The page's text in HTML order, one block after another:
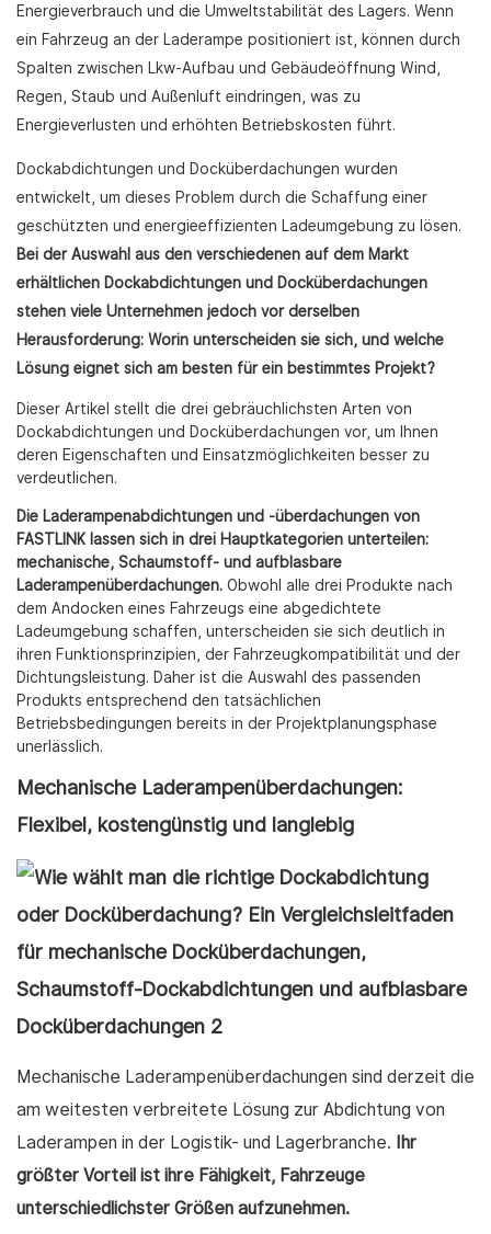
Energieverbrauch und die Umweltstabilität des Lagers. Wenn
ein Fahrzeug an der Laderampe positioniert ist, können durch
Spalten zwischen Lkw-Aufbau und Gebäudeöffnung Wind,
Regen, Staub und Außenluft eindringen, was zu
Energieverlusten und erhöhten Betriebskosten führt.
Dockabdichtungen und Docküberdachungen wurden
entwickelt, um dieses Problem durch die Schaffung einer
geschützten und energieeffizienten Ladeumgebung zu lösen.
Bei der Auswahl aus den verschiedenen auf dem Markt
erhältlichen Dockabdichtungen und Docküberdachungen
stehen viele Unternehmen jedoch vor derselben
Herausforderung: Worin unterscheiden sie sich, und welche
Lösung eignet sich am besten für ein bestimmtes Projekt?
Dieser Artikel stellt die drei gebräuchlichsten Arten von
Dockabdichtungen und Docküberdachungen vor, um Ihnen
deren Eigenschaften und Einsatzmöglichkeiten besser zu
verdeutlichen.
Die Laderampenabdichtungen und -überdachungen von
FASTLINK lassen sich in drei Hauptkategorien unterteilen:
mechanische, Schaumstoff- und aufblasbare
Laderampenüberdachungen. Obwohl alle drei Produkte nach
dem Andocken eines Fahrzeugs eine abgedichtete
Ladeumgebung schaffen, unterscheiden sie sich deutlich in
ihren Funktionsprinzipien, der Fahrzeugkompatibilität und der
Dichtungsleistung. Daher ist die Auswahl des passenden
Produkts entsprechend den tatsächlichen
Betriebsbedingungen bereits in der Projektplanungsphase
unerlässlich.
Mechanische Laderampenüberdachungen:
Flexibel, kostengünstig und langlebig
Mechanische Laderampenüberdachungen sind derzeit die
am weitesten verbreitete Lösung zur Abdichtung von
Laderampen in der Logistik- und Lagerbranche.
Ihr
größter Vorteil ist ihre Fähigkeit, Fahrzeuge
unterschiedlichster Größen aufzunehmen.